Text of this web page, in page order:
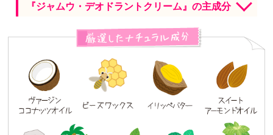
『ジャムウ・デオドラントクリーム』の主成分